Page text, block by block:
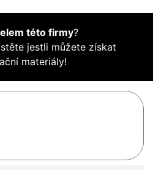
této firmy?
jestli můžete získat
materiály!